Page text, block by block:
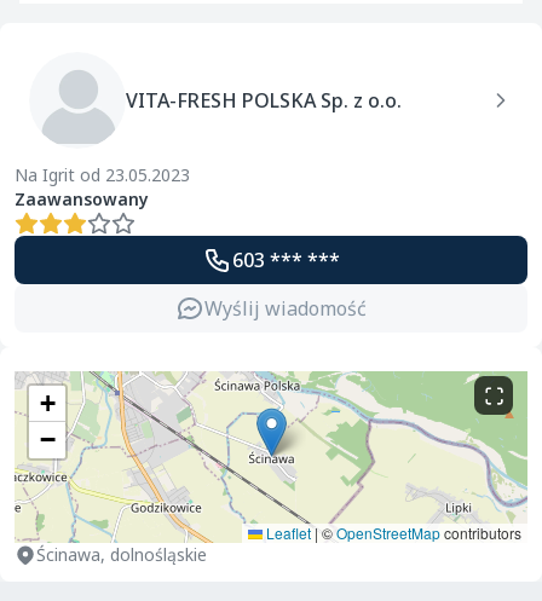
VITA-FRESH POLSKA Sp. z o.o.
Na Igrit od 23.05.2023
Zaawansowany
603 *** ***
Wyślij wiadomość
+
−
Leaflet | ©OpenStreetMapcontributors
Ścinawa, dolnośląskie